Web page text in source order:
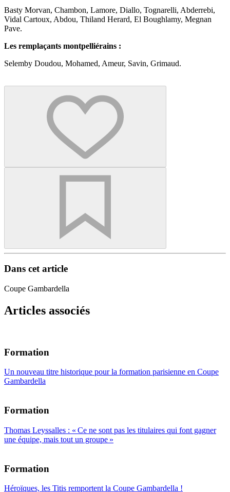
Basty Morvan, Chambon, Lamore, Diallo, Tognarelli, Abderrebi,
Vidal Cartoux, Abdou, Thiland Herard, El Boughlamy, Megnan
Pave.
Les remplaçants montpelliérains :
Selemby Doudou, Mohamed, Ameur, Savin, Grimaud.
Dans cet article
Coupe Gambardella
Articles associés
Formation
Un nouveau titre historique pour la formation parisienne en Coupe
Gambardella
Formation
Thomas Leyssalles : « Ce ne sont pas les titulaires qui font gagner
une équipe, mais tout un groupe »
Formation
Héroïques, les Titis remportent la Coupe Gambardella !